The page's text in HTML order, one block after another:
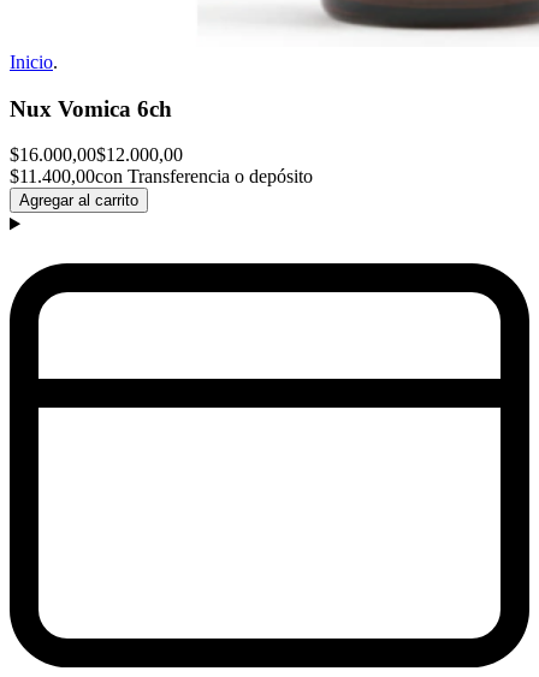
Inicio.
Nux Vomica 6ch
$16.000,00$12.000,00
$11.400,00con Transferencia o depósito
Agregar al carrito